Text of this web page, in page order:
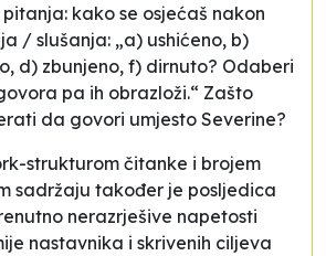
kako se osjećaš nakon
/ slušanja: „a) ushićeno, b)
d) zbunjeno, f) dirnuto? Odaberi
pa ih obrazloži.“ Zašto
da govori umjesto Severine?
strukturom čitanke i brojem
sadržaju također je posljedica
nerazrješive napetosti
nastavnika i skrivenih ciljeva